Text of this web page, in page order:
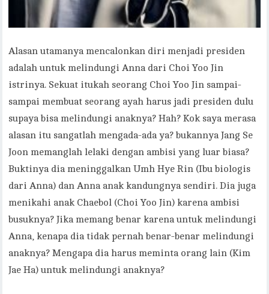
Alasan utamanya mencalonkan diri menjadi presiden
adalah untuk melindungi Anna dari Choi Yoo Jin
istrinya. Sekuat itukah seorang Choi Yoo Jin sampai-
sampai membuat seorang ayah harus jadi presiden dulu
supaya bisa melindungi anaknya? Hah? Kok saya merasa
alasan itu sangatlah mengada-ada ya? bukannya Jang Se
Joon memanglah lelaki dengan ambisi yang luar biasa?
Buktinya dia meninggalkan Umh Hye Rin (Ibu biologis
dari Anna) dan Anna anak kandungnya sendiri. Dia juga
menikahi anak Chaebol (Choi Yoo Jin) karena ambisi
busuknya? Jika memang benar karena untuk melindungi
Anna, kenapa dia tidak pernah benar-benar melindungi
anaknya? Mengapa dia harus meminta orang lain (Kim
Jae Ha) untuk melindungi anaknya?